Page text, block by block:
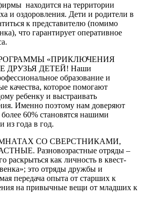
находится на территории
и оздоровления. Дети и родители в
к представителю (помимо
что гарантирует оперативное
«ПРИКЛЮЧЕНИЯ
ДРУЗЬЯ ДЕТЕЙ! Наши
образование и
качества, которое помогают
ребенку и выстраивать
Именно поэтому нам доверяют
60% становятся нашими
из года в год.
СО СВЕРСТНИКАМИ,
Разновозрастные отряды –
раскрыться как личность в квест-
это отряды дружбы и
передача опыта от старших к
на привычные вещи от младших к